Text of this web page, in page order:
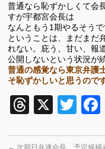
普通なら恥ずかしくて会
すが宇都宮会長は
なんともう1期やるそうで
ということは、まだまだ
れない。庇う、甘い、報
公開しないという状況が
普通の感覚なら東京弁護
そ恥ずかしいと思うので
Threads
X